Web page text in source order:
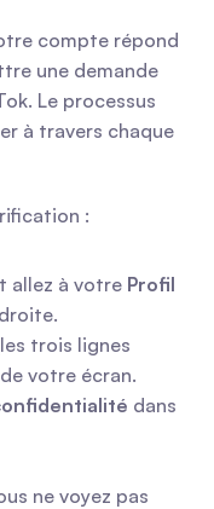
compte répond
une demande
Le processus
à travers chaque
:
allez à votre Profil
trois lignes
votre écran.
dans
ne voyez pas